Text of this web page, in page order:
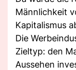
Männlichkeit
Kapitalismus
Die
Zieltyp: den
Aussehen